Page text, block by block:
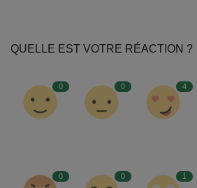
QUELLE EST VOTRE RÉACTION ?
0 0 4
0 0 1